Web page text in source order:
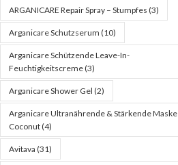
ARGANICARE Repair Spray – Stumpfes (3)
Arganicare Schutzserum (10)
Arganicare Schützende Leave-In-
Feuchtigkeitscreme(3)
Arganicare Shower Gel (2)
Arganicare Ultranährende & Stärkende Maske
Coconut(4)
Avitava (31)